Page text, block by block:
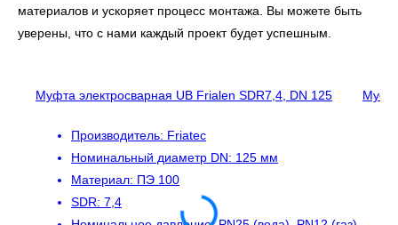
материалов и ускоряет процесс монтажа. Вы можете быть
уверены, что с нами каждый проект будет успешным.
Муфта электросварная UB Frialen SDR7,4, DN 125
Производитель: Friatec
Номинальный диаметр DN: 125 мм
Материал: ПЭ 100
SDR: 7,4